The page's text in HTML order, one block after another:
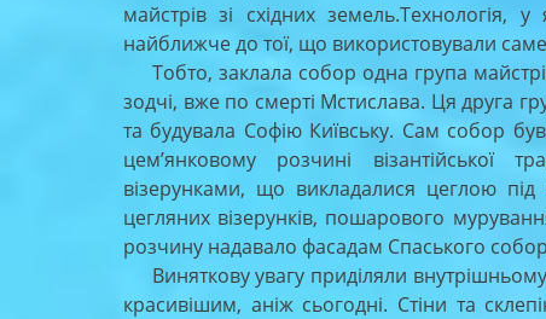
майстрів зі східних
найближче до тої, що використовували саме
Тобто, заклала собор одна група
зодчі, вже по смерті Мстислава. Ця друга
та будувала Софію Київську. Сам собор
цем’янковому розчині візантійської
візерунками, що викладалися цеглою
цегляних візерунків, пошарового
розчину надавало фасадам Спаського
Виняткову увагу приділяли
красивішим, аніж сьогодні. Стіни та